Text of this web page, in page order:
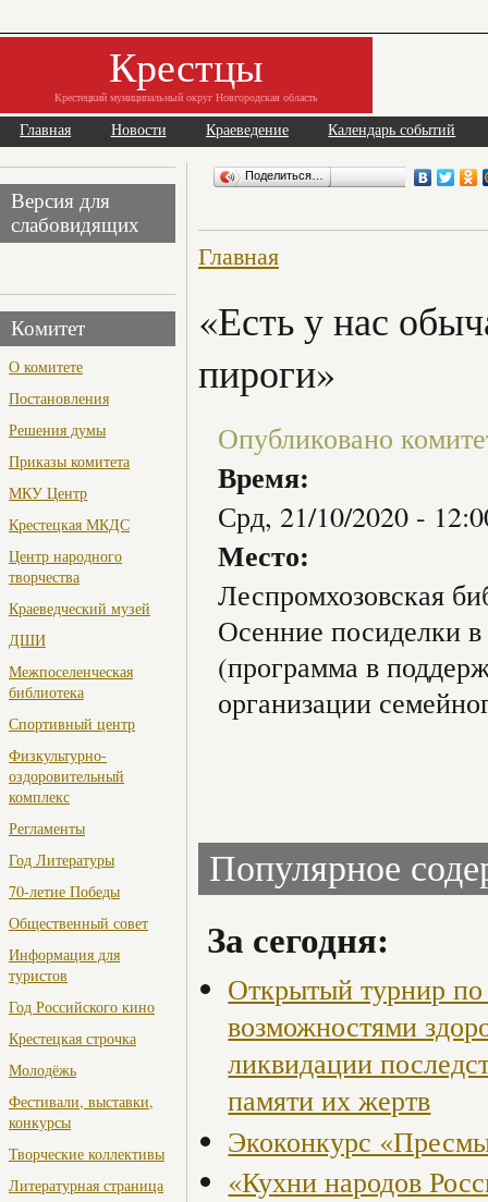
Крестцы
Крестецкий муниципальный округ Новгородская область
Главная Новости Краеведение Календарь событий
Версия для
слабовидящих
Комитет
О комитете
Постановления
Решения думы
Приказы комитета
МКУ Центр
Крестецкая МКДС
Центр народного
творчества
Краеведческий музей
ДШИ
Межпоселенческая
библиотека
Спортивный центр
Физкультурно-
оздоровительный
комплекс
Регламенты
Год Литературы
70-летие Победы
Общественный совет
Информация для
туристов
Год Российского кино
Крестецкая строчка
Молодёжь
Фестивали, выставки,
конкурсы
Творческие коллективы
Литературная страница
Поделиться…
Главная
«Есть у нас
пироги»
Опубликовано
Время:
Срд, 21/10/2020 -
Место:
Леспромхозовская
Осенние посиделки
(программа в
организации
Популярное
За сегодня:
Открытый турнир
возможностями
ликвидации
памяти их жертв
Экоконкурс
«Кухни народов